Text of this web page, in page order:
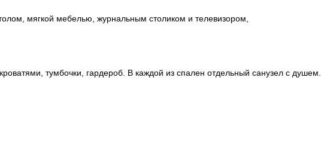
мягкой мебелью, журнальным столиком и телевизором,
тумбочки, гардероб. В каждой из спален отдельный санузел с душем.